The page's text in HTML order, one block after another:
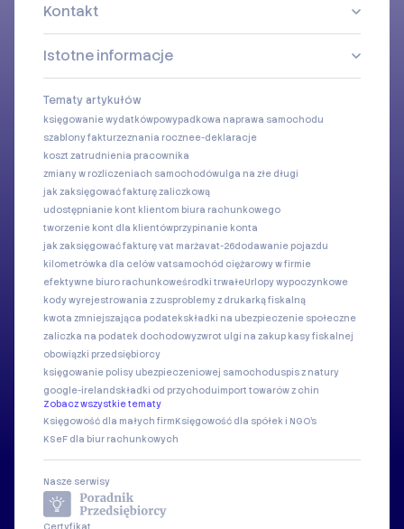
Kontakt
Istotne informacje
Tematy artykułów
księgowanie wydatkówpowypadkowa naprawa samochodu
szablony fakturzeznania rocznee-deklaracje
koszt zatrudnienia pracownika
zmiany w rozliczeniach samochodówulga na złe długi
jak zaksięgować fakturę zaliczkową
udostępnianie kont klientom biura rachunkowego
tworzenie kont dla klientówprzypinanie konta
jak zaksięgować fakturę vat marżavat-26dodawanie pojazdu
kilometrówka dla celów vatsamochód ciężarowy w firmie
efektywne biuro rachunkoweśrodki trwałeUrlopy wypoczynkowe
kody wyrejestrowania z zusproblemy z drukarką fiskalną
kwota zmniejszająca podatekskładki na ubezpieczenie społeczne
zaliczka na podatek dochodowyzwrot ulgi na zakup kasy fiskalnej
obowiązki przedsiębiorcy
księgowanie polisy ubezpieczeniowej samochoduspis z natury
google-irelandskładki od przychoduimport towarów z chin
Zobacz wszystkie tematy
Księgowość dla małych firmKsięgowość dla spółek i NGO's
KSeF dla biur rachunkowych
Nasze serwisy
Certyfikat